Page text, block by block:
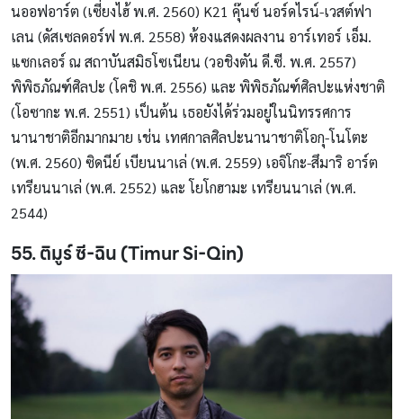
นออฟอาร์ต (เซี่ยงไฮ้ พ.ศ. 2560) K21 คุ๊นซ์ นอร์ดไรน์-เวสต์ฟา
เลน (ดัสเซลดอร์ฟ พ.ศ. 2558) ห้องแสดงผลงาน อาร์เทอร์ เอ็ม.
แซกเลอร์ ณ สถาบันสมิธโซเนียน (วอชิงตัน ดี.ซี. พ.ศ. 2557)
พิพิธภัณฑ์ศิลปะ (โคชิ พ.ศ. 2556) และ พิพิธภัณฑ์ศิลปะแห่งชาติ
(โอซากะ พ.ศ. 2551) เป็นต้น เธอยังได้ร่วมอยู่ในนิทรรศการ
นานาชาติอีกมากมาย เช่น เทศกาลศิลปะนานาชาติโอกุ-โนโตะ
(พ.ศ. 2560) ซิดนีย์ เบียนนาเล่ (พ.ศ. 2559) เอจิโกะ-สึมาริ อาร์ต
เทรียนนาเล่ (พ.ศ. 2552) และ โยโกฮามะ เทรียนนาเล่ (พ.ศ.
2544)
55. ติมูร์ ซี-ฉิน (Timur Si-Qin)